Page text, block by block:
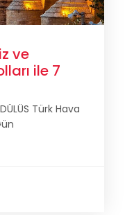
ve
ile 7
Türk Hava